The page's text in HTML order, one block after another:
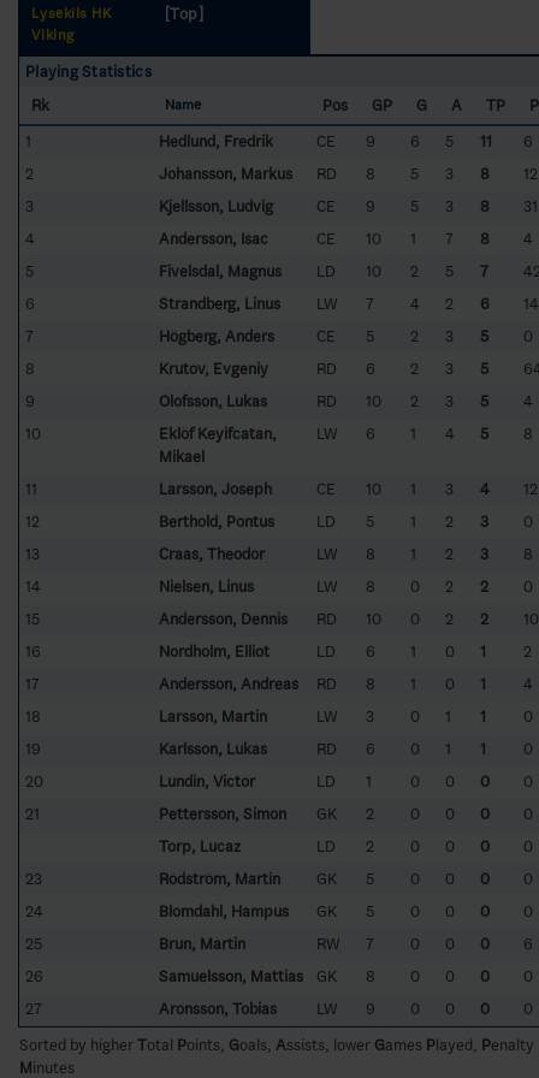
Lysekils HK
Viking
[Top]
Playing Statistics
Rk
Name Pos GP G A TP
1
Hedlund, Fredrik CE 9 6 5 11
6
2
Johansson, Markus RD 8 5 3 8
12
3
Kjellsson, Ludvig CE 9 5 3 8
31
4
Andersson, Isac CE 10 1 7 8
4
5
Fivelsdal, Magnus LD 10 2 5 7
6
Strandberg, Linus LW 7 4 2 6
14
7
Högberg, Anders CE 5 2 3 5
0
8
Krutov, Evgeniy RD 6 2 3 5
9
Olofsson, Lukas RD 10 2 3 5
4
10
Eklöf Keyifcatan,
Mikael
LW 6 1 4 5 8
11 Larsson, Joseph CE 10 1 3 4
12
12
Berthold, Pontus LD 5 1 2 3
0
13
Craas, Theodor LW 8 1 2 3
8
14
Nielsen, Linus LW 8 0 2 2
0
15
Andersson, Dennis RD 10 0 2 2
10
16
Nordholm, Elliot LD 6 1 0 1
2
17
Andersson, Andreas RD 8 1 0 1
4
18
Larsson, Martin LW 3 0 1 1
0
19
Karlsson, Lukas RD 6 0 1 1
0
20
Lundin, Victor LD 1 0 0 0
0
21
Pettersson, Simon GK 2 0 0 0
0
Torp, Lucaz
LD 2 0 0 0
0
23
Rödström, Martin GK 5 0 0 0
0
24
Blomdahl, Hampus GK 5 0 0 0
0
25
Brun, Martin RW 7 0 0 0
6
26
Samuelsson, Mattias GK 8 0 0 0
0
27
Aronsson, Tobias LW 9 0 0 0
0
Sorted by higherTotal Points, Goals, Assists, lower Games Played, Penalty
Minutes